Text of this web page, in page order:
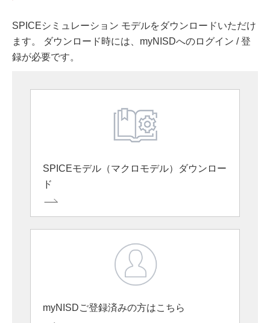
SPICEシミュレーション モデルをダウンロードいただけ
ます。 ダウンロード時には、myNISDへのログイン / 登
録が必要です。
SPICEモデル（マクロモデル）ダウンロー
ド
myNISDご登録済みの方はこちら